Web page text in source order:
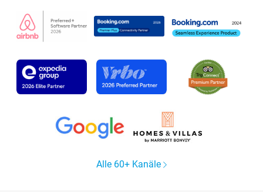
Alle 60+ Kanäle